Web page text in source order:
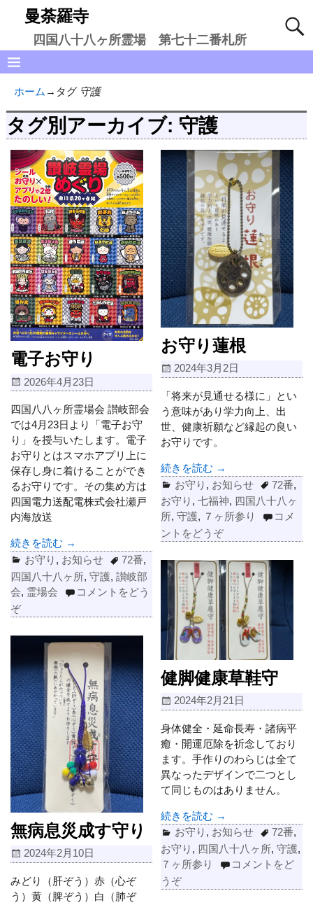
曼荼羅寺
四国八十八ヶ所霊場 第七十二番札所
ホーム →タグ 守護
タグ別アーカイブ: 守護
電子お守り
2026年4月23日
四国八八ヶ所霊場会 讃岐部会
では4月23日より「電子お守
り」を授与いたします。電子
お守りとはスマホアプリ上に
保存し身に着けることができ
るお守りです。その集め方は
四国電力送配電株式会社瀬戸
内海放送
続きを読む →
お守り , お知らせ 72番,
四国八十八ヶ所,守護,讃岐部
会, 霊場会
コメントをどう
ぞ
お守り蓮根
2024年3月2日
「将来が見通せる様に」とい
う意味があり学力向上、出
世、健康祈願など縁起の良い
お守りです。
続きを読む →
お守り , お知らせ 72番,
お守り ,七福神, 四国八十八ヶ
所,守護, ７ヶ所参り
コメ
ントをどうぞ
健脚健康草鞋守
2024年2月21日
身体健全・延命長寿・諸病平
癒・開運厄除を祈念しており
ます。手作りのわらじは全て
異なったデザインで二つとし
て同じものはありません。
続きを読む →
お守り , お知らせ 72番,
お守り , 四国八十八ヶ所,守護,
７ヶ所参り
コメントをど
うぞ
無病息災成す守り
2024年2月10日
みどり（肝ぞう）赤（心ぞ
う）黄（脾ぞう）白（肺ぞ